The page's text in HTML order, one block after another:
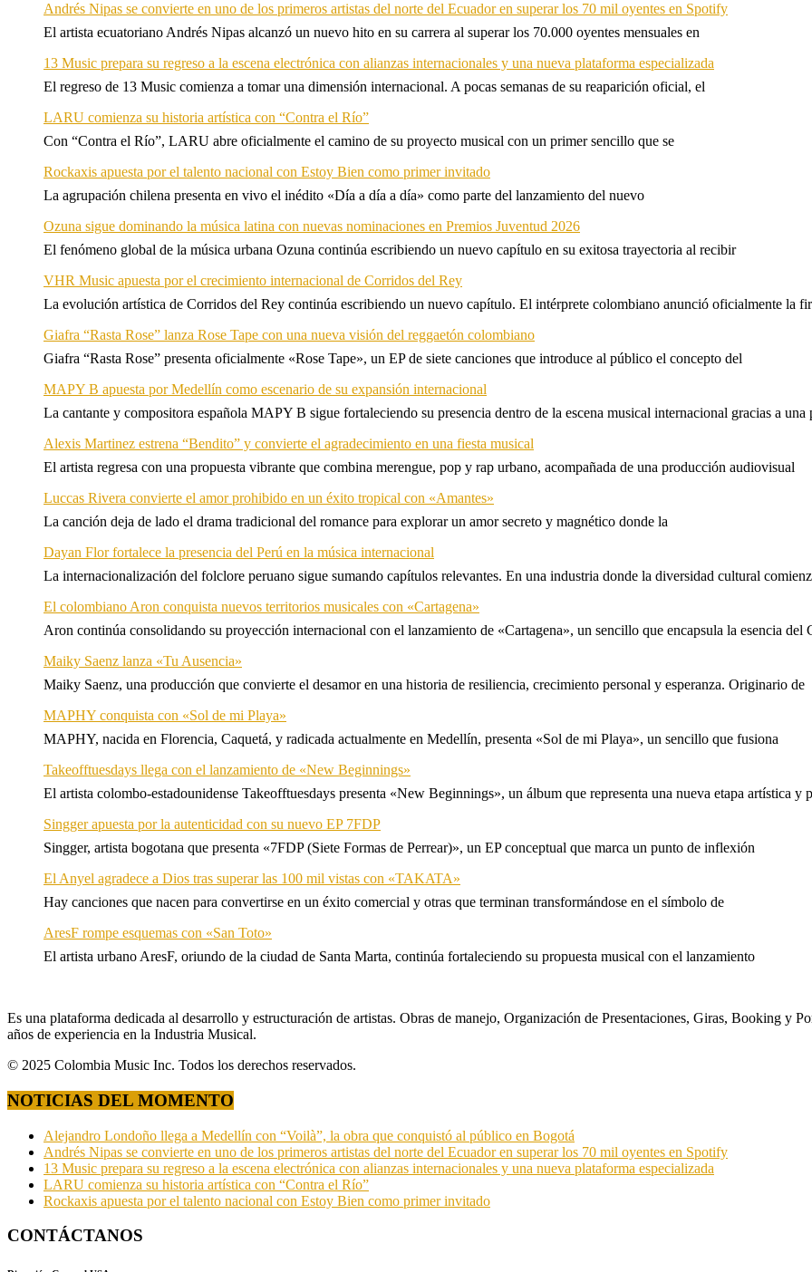
Andrés Nipas se convierte en uno de los primeros artistas del norte del Ecuador en superar los 70 mil oyentes en Spotify
El artista ecuatoriano Andrés Nipas alcanzó un nuevo hito en su carrera al superar los 70.000 oyentes mensuales en
13 Music prepara su regreso a la escena electrónica con alianzas internacionales y una nueva plataforma especializada
El regreso de 13 Music comienza a tomar una dimensión internacional. A pocas semanas de su reaparición oficial, el
LARU comienza su historia artística con “Contra el Río”
Con “Contra el Río”, LARU abre oficialmente el camino de su proyecto musical con un primer sencillo que se
Rockaxis apuesta por el talento nacional con Estoy Bien como primer invitado
La agrupación chilena presenta en vivo el inédito «Día a día a día» como parte del lanzamiento del nuevo
Ozuna sigue dominando la música latina con nuevas nominaciones en Premios Juventud 2026
El fenómeno global de la música urbana Ozuna continúa escribiendo un nuevo capítulo en su exitosa trayectoria al recibir
VHR Music apuesta por el crecimiento internacional de Corridos del Rey
La evolución artística de Corridos del Rey continúa escribiendo un nuevo capítulo. El intérprete colombiano anunció oficialmente la
Giafra “Rasta Rose” lanza Rose Tape con una nueva visión del reggaetón colombiano
Giafra “Rasta Rose” presenta oficialmente «Rose Tape», un EP de siete canciones que introduce al público el concepto del
MAPY B apuesta por Medellín como escenario de su expansión internacional
La cantante y compositora española MAPY B sigue fortaleciendo su presencia dentro de la escena musical internacional gracias a una
Alexis Martinez estrena “Bendito” y convierte el agradecimiento en una fiesta musical
El artista regresa con una propuesta vibrante que combina merengue, pop y rap urbano, acompañada de una producción audiovisual
Luccas Rivera convierte el amor prohibido en un éxito tropical con «Amantes»
La canción deja de lado el drama tradicional del romance para explorar un amor secreto y magnético donde la
Dayan Flor fortalece la presencia del Perú en la música internacional
La internacionalización del folclore peruano sigue sumando capítulos relevantes. En una industria donde la diversidad cultural
El colombiano Aron conquista nuevos territorios musicales con «Cartagena»
Aron continúa consolidando su proyección internacional con el lanzamiento de «Cartagena», un sencillo que encapsula la esencia del
Maiky Saenz lanza «Tu Ausencia»
Maiky Saenz, una producción que convierte el desamor en una historia de resiliencia, crecimiento personal y esperanza. Originario de
MAPHY conquista con «Sol de mi Playa»
MAPHY, nacida en Florencia, Caquetá, y radicada actualmente en Medellín, presenta «Sol de mi Playa», un sencillo que fusiona
Takeofftuesdays llega con el lanzamiento de «New Beginnings»
El artista colombo-estadounidense Takeofftuesdays presenta «New Beginnings», un álbum que representa una nueva etapa artística y
Singger apuesta por la autenticidad con su nuevo EP 7FDP
Singger, artista bogotana que presenta «7FDP (Siete Formas de Perrear)», un EP conceptual que marca un punto de inflexión
El Anyel agradece a Dios tras superar las 100 mil vistas con «TAKATA»
Hay canciones que nacen para convertirse en un éxito comercial y otras que terminan transformándose en el símbolo de
AresF rompe esquemas con «San Toto»
El artista urbano AresF, oriundo de la ciudad de Santa Marta, continúa fortaleciendo su propuesta musical con el lanzamiento
Es una plataforma dedicada al desarrollo y estructuración de artistas. Obras de manejo, Organización de Presentaciones, Giras, Booking y
años de experiencia en la Industria Musical.
© 2025 Colombia Music Inc. Todos los derechos reservados.
NOTICIAS DEL MOMENTO
Alejandro Londoño llega a Medellín con “Voilà”, la obra que conquistó al público en Bogotá
Andrés Nipas se convierte en uno de los primeros artistas del norte del Ecuador en superar los 70 mil oyentes en Spotify
13 Music prepara su regreso a la escena electrónica con alianzas internacionales y una nueva plataforma especializada
LARU comienza su historia artística con “Contra el Río”
Rockaxis apuesta por el talento nacional con Estoy Bien como primer invitado
CONTÁCTANOS